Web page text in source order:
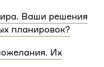
Ваши решения
планировок?
вашейИх